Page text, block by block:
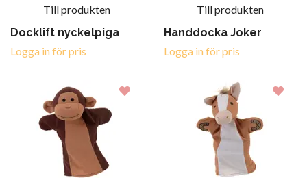
Till produkten
Docklift nyckelpiga
Logga in för pris
Till produkten
Handdocka Joker
Logga in för pris